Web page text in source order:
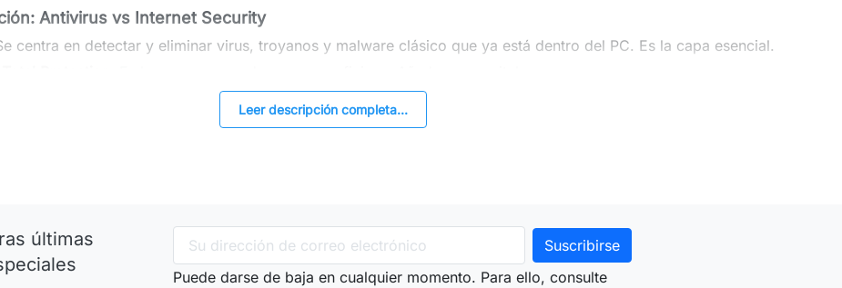
Antivirus vs Internet Security
centra en detectar y eliminar virus, troyanos y malware clásico que ya está dentro del PC. Es la capa esencial.
Evita que un virus encripte tus archivos y te pida un rescate económico.
Abre un navegador seguro y cifrado cuando vas a pagar impuestos o hacer transferencias,
Los motores actuales de marcas comoESET o Bitdefenderestán diseñados para ser extremadamente ligeros ("Modo Juego" o
recursos mínimos para que no notes que están ahí mientras trabajas con programas pesados.
Leer descripción completa...
últimas
Puede darse de baja en cualquier momento. Para ello, consulte